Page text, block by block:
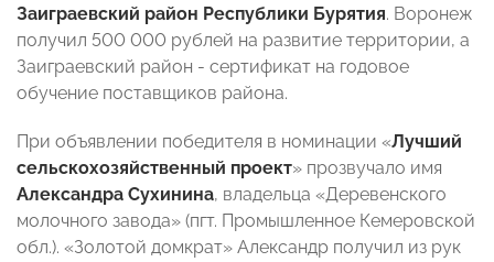
Заиграевский район Республики Бурятия. Воронеж
получил 500 000 рублей на развитие территории, а
Заиграевский район - сертификат на годовое
обучение поставщиков района.
При объявлении победителя в номинации «Лучший
сельскохозяйственный проект» прозвучало имя
Александра Сухинина, владельца «Деревенского
молочного завода» (пгт. Промышленное Кемеровской
обл.). «Золотой домкрат» Александр получил из рук